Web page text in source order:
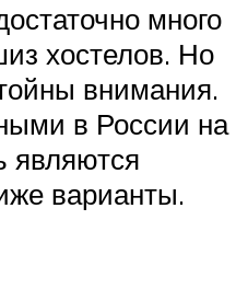
много
хостелов. Но
внимания.
в России на
являются
варианты.